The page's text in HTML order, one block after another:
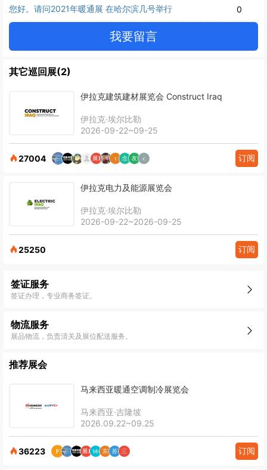
您好。请问2021年暖通展 在哈尔滨几号举行 0
我要留言
其它巡回展(2)
伊拉克建筑建材展览会 Construct Iraq
伊拉克·埃尔比勒
2026-09-22~09-25
27004 订阅
伊拉克电力及能源展览会
伊拉克·埃尔比勒
2026-09-22~2026-09-25
25250 订阅
签证服务
签证办理，专业商务签证。
物流服务
展品物流，负责清关及展位配送服务。
推荐展会
马来西亚暖通空调制冷展览会
马来西亚·吉隆坡
2026.09.22~09.25
36223 订阅